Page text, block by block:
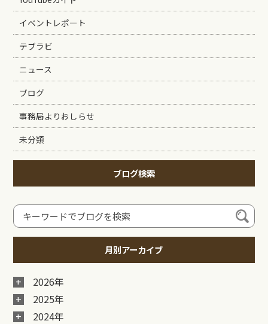
イベントレポート
テブラビ
ニュース
ブログ
事務局よりおしらせ
未分類
ブログ検索
月別アーカイブ
2026年
2025年
2024年